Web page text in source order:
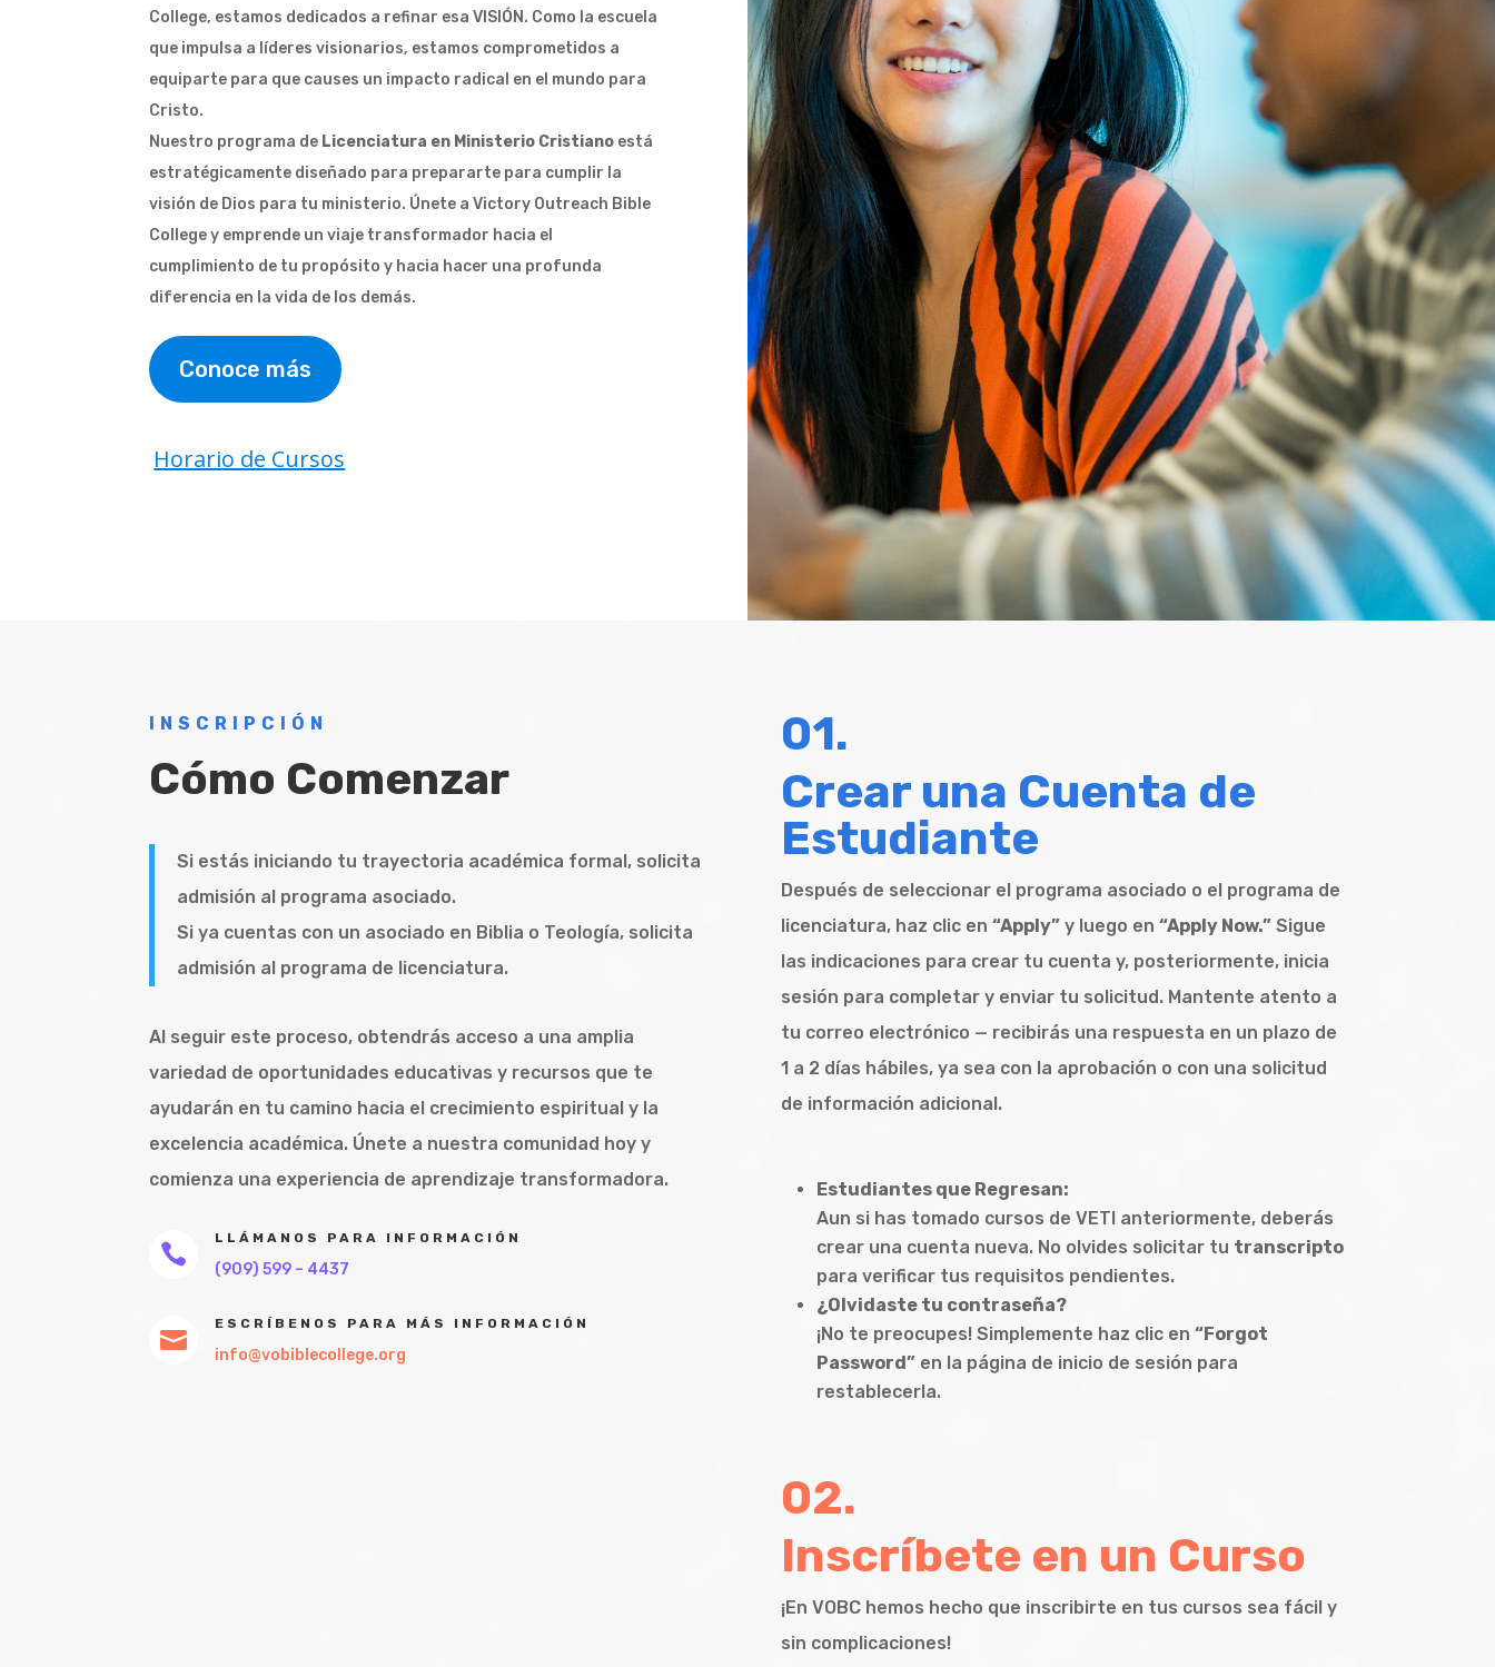
College, estamos dedicados a refinar esa VISIÓN. Como la escuela
que impulsa a líderes visionarios, estamos comprometidos a
equiparte para que causes un impacto radical en el mundo para
Cristo.
Nuestro programa de Licenciatura en Ministerio Cristiano está
estratégicamente diseñado para prepararte para cumplir la
visión de Dios para tu ministerio. Únete a Victory Outreach Bible
College y emprende un viaje transformador hacia el
cumplimiento de tu propósito y hacia hacer una profunda
diferencia en la vida de los demás.
Conoce más
Horario de Cursos
INSCRIPCIÓN
Cómo Comenzar
Si estás iniciando tu trayectoria académica formal, solicita
admisión al programa asociado.
Si ya cuentas con un asociado en Biblia o Teología, solicita
admisión al programa de licenciatura.
Al seguir este proceso, obtendrás acceso a una amplia
variedad de oportunidades educativas y recursos que te
ayudarán en tu camino hacia el crecimiento espiritual y la
excelencia académica. Únete a nuestra comunidad hoy y
comienza una experiencia de aprendizaje transformadora.

LLÁMANOS PARA INFORMACIÓN
(909) 599 – 4437

ESCRÍBENOS PARA MÁS INFORMACIÓN
info@vobiblecollege.org
01.
Crear una Cuenta de
Estudiante
Después de seleccionar el programa asociado o el programa de
licenciatura, haz clic en “Apply”y luego en “Apply Now.”Sigue
las indicaciones para crear tu cuenta y, posteriormente, inicia
sesión para completar y enviar tu solicitud. Mantente atento a
tu correo electrónico — recibirás una respuesta en un plazo de
1 a 2 días hábiles, ya sea con la aprobación o con una solicitud
de información adicional.
Estudiantes que Regresan:
Aun si has tomado cursos de VETI anteriormente, deberás
crear una cuenta nueva. No olvides solicitar tu transcripto
para verificar tus requisitos pendientes.
¿Olvidaste tu contraseña?
¡No te preocupes! Simplemente haz clic en “Forgot
Password”en la página de inicio de sesión para
restablecerla.
02.
Inscríbete en un Curso
¡En VOBC hemos hecho que inscribirte en tus cursos sea fácil y
sin complicaciones!